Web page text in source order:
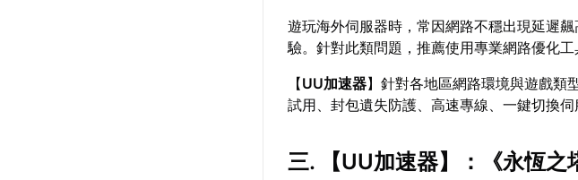
遊玩海外伺服器時，常因網路不穩出現延遲
驗。針對此類問題，推薦使用專業網路優化工
【UU加速器】針對各地區網路環境與遊戲類
試用、封包遺失防護、高速專線、一鍵切換
三. 【UU加速器】：《永恆之